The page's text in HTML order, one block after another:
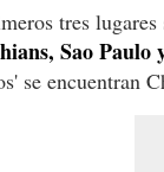
tres
Sao Paulo
se encuentran